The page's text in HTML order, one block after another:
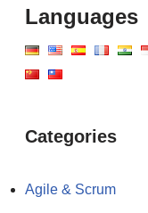
Languages
Categories
Agile & Scrum